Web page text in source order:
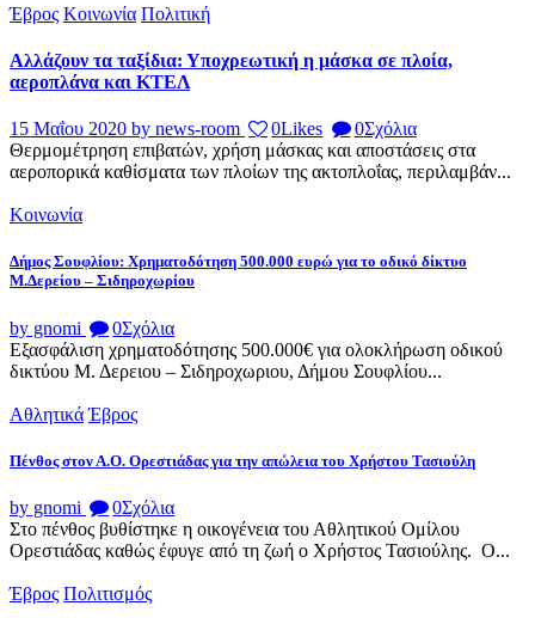
Έβρος Κοινωνία Πολιτική
Αλλάζουν τα ταξίδια: Υποχρεωτική η μάσκα σε πλοία,
αεροπλάνα και ΚΤΕΛ
15 Μαΐου 2020 by news-room 0Likes 0Σχόλια
Θερμομέτρηση επιβατών, χρήση μάσκας και αποστάσεις στα
αεροπορικά καθίσματα των πλοίων της ακτοπλοΐας, περιλαμβάν...
Κοινωνία
Δήμος Σουφλίου: Χρηματοδότηση 500.000 ευρώ για το οδικό δίκτυο
Μ.Δερείου – Σιδηροχωρίου
by gnomi 0Σχόλια
Εξασφάλιση χρηματοδότησης 500.000€ για ολοκλήρωση οδικού
δικτύου Μ. Δερειου – Σιδηροχωριου, Δήμου Σουφλίου...
Αθλητικά Έβρος
Πένθος στον Α.Ο. Ορεστιάδας για την απώλεια του Χρήστου Τασιούλη
by gnomi 0Σχόλια
Στο πένθος βυθίστηκε η οικογένεια του Αθλητικού Ομίλου
Ορεστιάδας καθώς έφυγε από τη ζωή ο Χρήστος Τασιούλης. Ο...
Έβρος Πολιτισμός